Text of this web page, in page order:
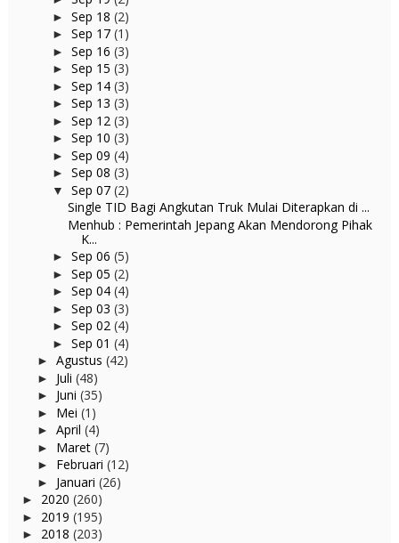
► Sep 18 (2)
► Sep 17 (1)
► Sep 16 (3)
► Sep 15 (3)
► Sep 14 (3)
► Sep 13 (3)
► Sep 12 (3)
► Sep 10 (3)
► Sep 09 (4)
► Sep 08 (3)
▼ Sep 07 (2)
Single TID Bagi Angkutan Truk Mulai Diterapkan di ...
Menhub : Pemerintah Jepang Akan Mendorong Pihak
K...
► Sep 06 (5)
► Sep 05 (2)
► Sep 04 (4)
► Sep 03 (3)
► Sep 02 (4)
► Sep 01 (4)
► Agustus (42)
► Juli (48)
► Juni (35)
► Mei (1)
► April (4)
► Maret (7)
► Februari (12)
► Januari (26)
► 2020 (260)
► 2019 (195)
► 2018 (203)